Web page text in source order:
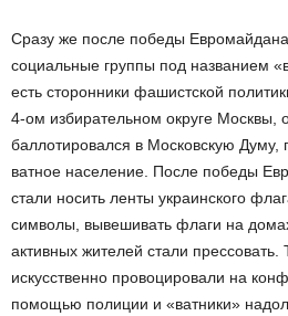
Сразу же после победы
социальные группы под названием
есть сторонники фашистской
4-ом избирательном округе Москвы,
баллотировался в Московскую Думу,
ватное население. После победы
стали носить ленты украинского
символы, вывешивать флаги на
активных жителей стали прессовать.
искусственно провоцировали на
помощью полиции и «ватники»